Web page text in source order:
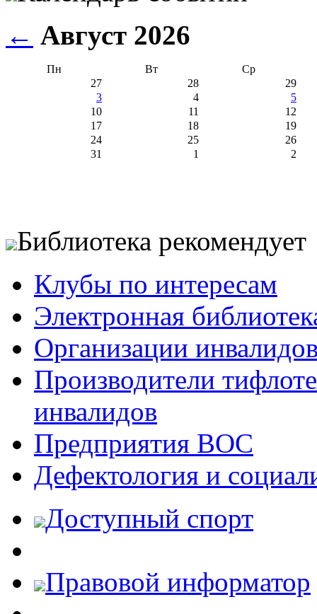
← Август 2026
Пн Вт
Ср
27
28
29
3
4
5
10
11
12
17
18
19
24
25
26
31
1 2
Библиотека рекомендует
Клубы по интересам
Электронная
Организации
Производители
инвалидов
Предприятия ВОС
Дефектология и
Доступный спорт
Правовой информатор